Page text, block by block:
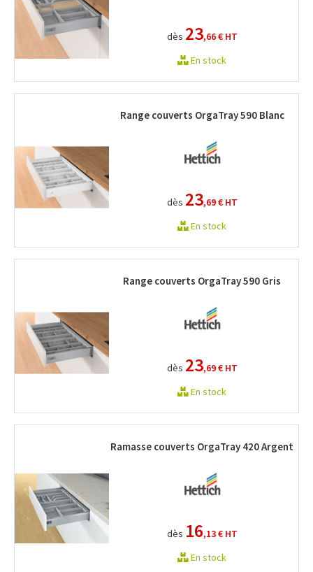
dès 23,66 €HT
En stock
Range couverts OrgaTray 590 Blanc
dès 23,69 €HT
En stock
Range couverts OrgaTray 590 Gris
dès 23,69 €HT
En stock
Ramasse couverts OrgaTray 420 Argent
dès 16,13 €HT
En stock